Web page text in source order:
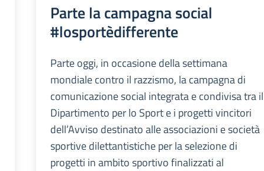
Parte la campagna social
#losportèdifferente
Parte oggi, in occasione della settimana
mondiale contro il razzismo, la campagna di
comunicazione social integrata e condivisa tra il
Dipartimento per lo Sport e i progetti vincitori
dell’Avviso destinato alle associazioni e società
sportive dilettantistiche per la selezione di
progetti in ambito sportivo finalizzati al